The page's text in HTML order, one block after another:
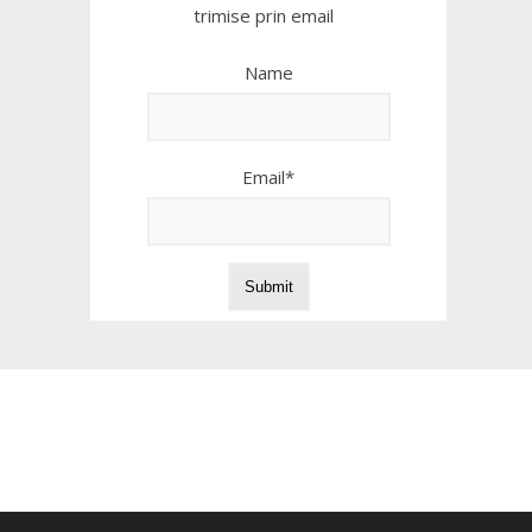
trimise prin email
Name
Email*